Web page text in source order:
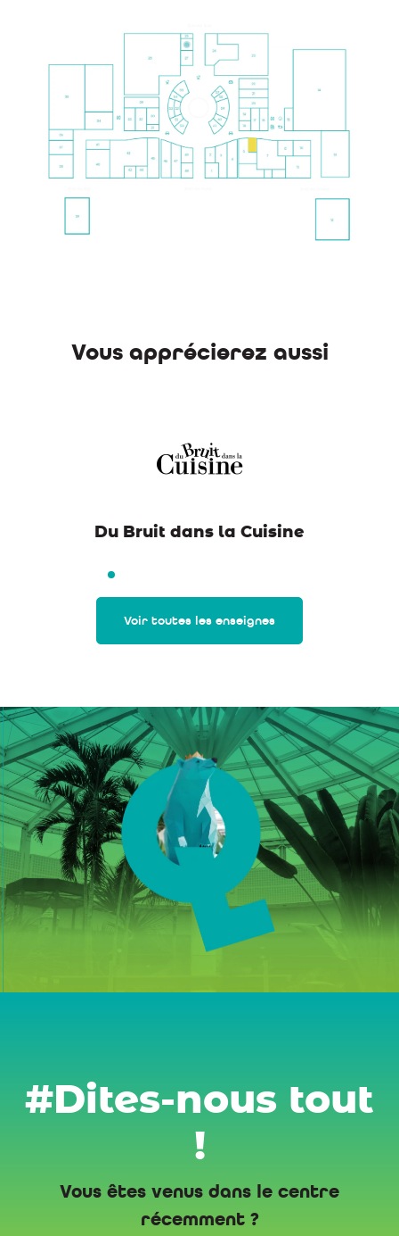
Vous apprécierez aussi
Du Bruit dans la Cuisine
Voir toutes les enseignes
#Dites-nous tout
!
Vous êtes venus dans le centre
récemment ?